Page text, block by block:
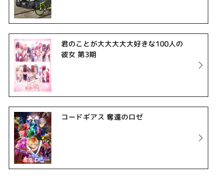
君のことが大大大大大好きな100人の
彼女 第3期
コードギアス 奪還のロゼ